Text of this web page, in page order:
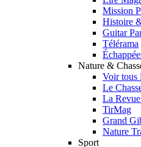
Mission
Histoire
Guitar
Télérama
Nature &
Voir tous
Le
La
TirMag
Grand
Nature
Sport